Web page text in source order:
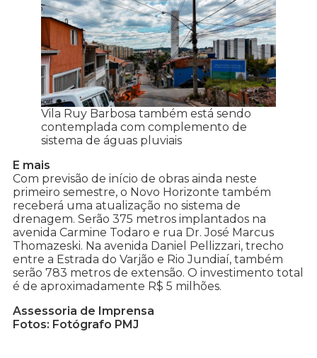
Vila Ruy Barbosa também está sendo
contemplada com complemento de
sistema de águas pluviais
E mais
Com previsão de início de obras ainda neste
primeiro semestre, o Novo Horizonte também
receberá uma atualização no sistema de
drenagem. Serão 375 metros implantados na
avenida Carmine Todaro e rua Dr. José Marcus
Thomazeski. Na avenida Daniel Pellizzari, trecho
entre a Estrada do Varjão e Rio Jundiaí, também
serão 783 metros de extensão. O investimento total
é de aproximadamente R$ 5 milhões.
Assessoria de Imprensa
Fotos: Fotógrafo PMJ